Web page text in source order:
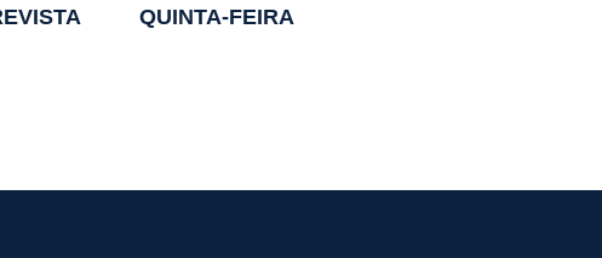
QUINTA-FEIRA